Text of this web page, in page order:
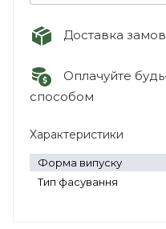
Доставка
Оплачуйте
способом
Характеристики
Форма випуску
Тип фасування